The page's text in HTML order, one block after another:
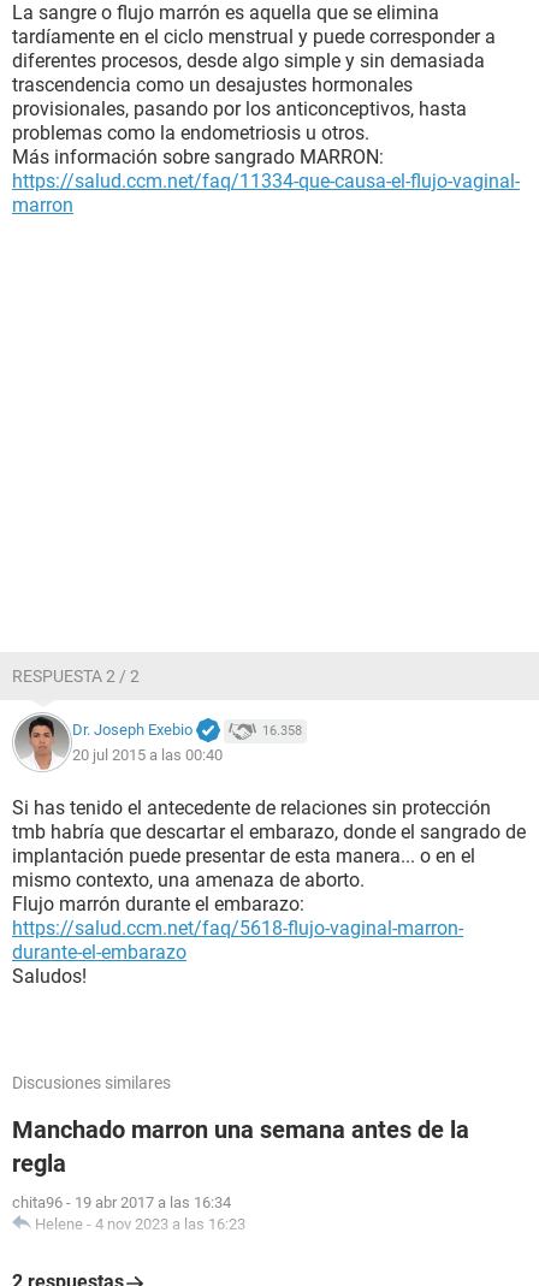
La sangre o flujo marrón es aquella que se elimina
tardíamente en el ciclo menstrual y puede corresponder a
diferentes procesos, desde algo simple y sin demasiada
trascendencia como un desajustes hormonales
provisionales, pasando por los anticonceptivos, hasta
problemas como la endometriosis u otros.
Más información sobre sangrado MARRON:
https://salud.ccm.net/faq/11334-que-causa-el-flujo-vaginal-
marron
RESPUESTA 2 / 2
Dr. Joseph Exebio 16.358
20 jul 2015 a las 00:40
Si has tenido el antecedente de relaciones sin protección
tmb habría que descartar el embarazo, donde el sangrado de
implantación puede presentar de esta manera... o en el
mismo contexto, una amenaza de aborto.
Flujo marrón durante el embarazo:
https://salud.ccm.net/faq/5618-flujo-vaginal-marron-
durante-el-embarazo
Saludos!
Discusiones similares
Manchado marron una semana antes de la
regla
chita96 - 19 abr 2017 a las 16:34
Helene - 4 nov 2023 a las 16:23